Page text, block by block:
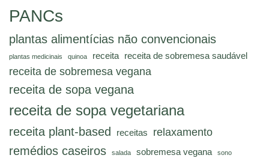
PANCs
plantas alimentícias não convencionais
plantas medicinais quinoa receita receita de sobremesa saudável
receita de sobremesa vegana
receita de sopa vegana
receita de sopa vegetariana
receita plant-based receitas relaxamento
remédios caseiros salada sobremesa vegana sono